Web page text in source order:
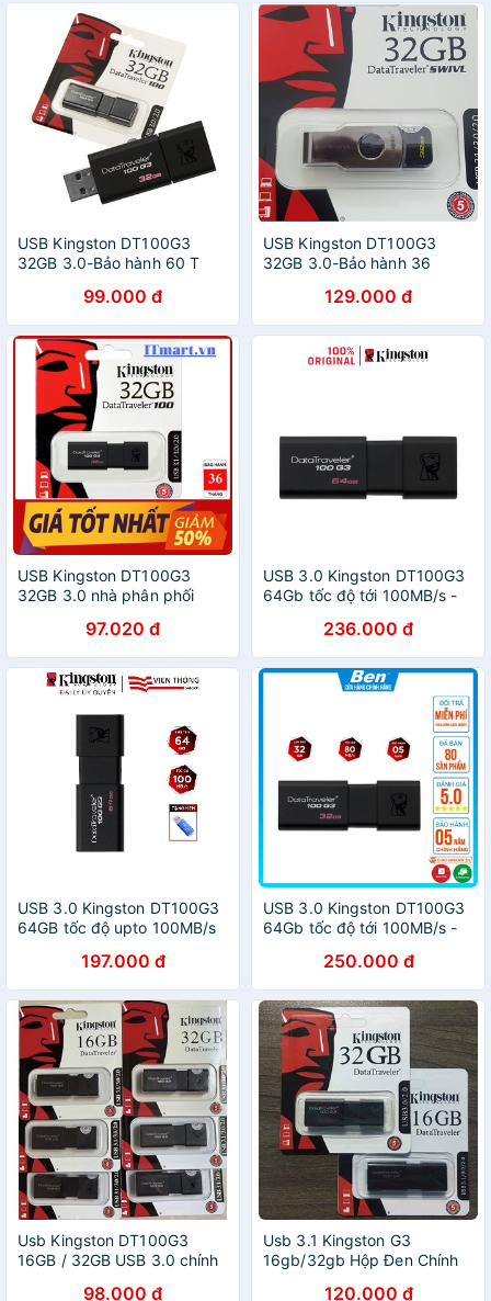
USB Kingston DT100G3
32GB 3.0-Bảo hành 60 T
99.000 đ
USB Kingston DT100G3
32GB 3.0-Bảo hành 36
129.000 đ
USB Kingston DT100G3
32GB 3.0 nhà phân phối
97.020 đ
USB 3.0 Kingston DT100G3
64Gb tốc độ tới 100MB/s -
236.000 đ
USB 3.0 Kingston DT100G3
64GB tốc độ upto 100MB/s
197.000 đ
USB 3.0 Kingston DT100G3
64Gb tốc độ tới 100MB/s -
250.000 đ
Usb Kingston DT100G3
16GB / 32GB USB 3.0 chính
98.000 đ
Usb 3.1 Kingston G3
16gb/32gb Hộp Đen Chính
120.000 đ